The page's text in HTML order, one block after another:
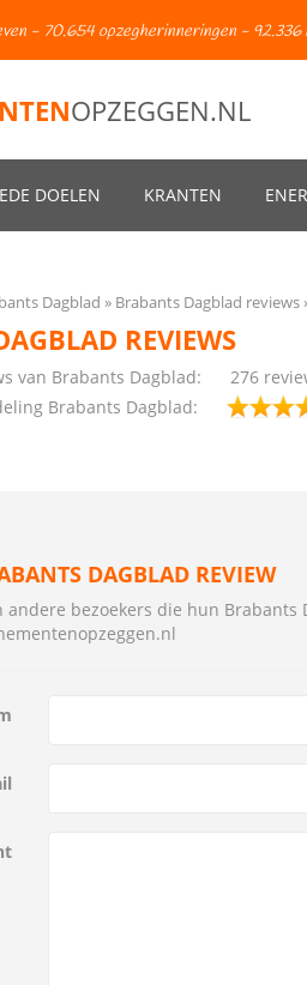
- 70.654 opzegherinneringen - 92.336
OPZEGGEN.NL
DOELEN KRANTEN
Dagblad Brabants Dagblad reviews
REVIEWS
van Brabants Dagblad: 276
Brabants Dagblad:
DAGBLAD REVIEW
andere bezoekers die hun